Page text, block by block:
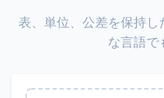
表、単位、公差を保持
な言語で